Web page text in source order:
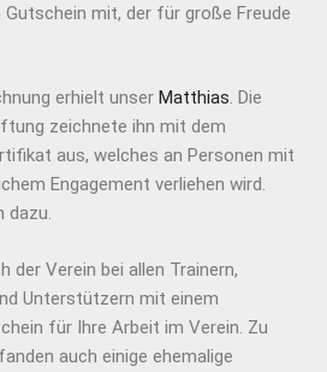
mit, der für große Freude
erhielt unser Matthias. Die
zeichnete ihn mit dem
aus, welches an Personen mit
Engagement verliehen wird.
dazu.
der Verein bei allen Trainern,
Unterstützern mit einem
für Ihre Arbeit im Verein. Zu
auch einige ehemalige